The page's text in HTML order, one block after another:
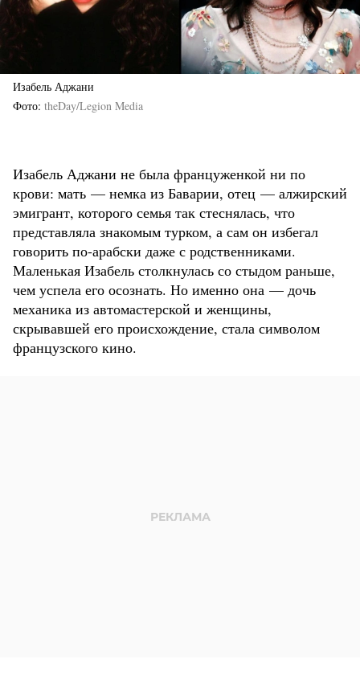
Изабель Аджани
Фото theDay/Legion Media
Изабель Аджани не была француженкой ни по
крови: мать — немка из Баварии, отец — алжирский
эмигрант, которого семья так стеснялась, что
представляла знакомым турком, а сам он избегал
говорить по-арабски даже с родственниками.
Маленькая Изабель столкнулась со стыдом раньше,
чем успела его осознать. Но именно она — дочь
механика из автомастерской и женщины,
скрывавшей его происхождение, стала символом
французского кино.